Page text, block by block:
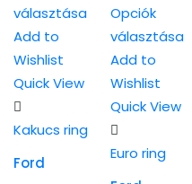
választása
Ennek
a
terméknek
több
variációja
Add to
Wishlist
Quick View
Kakucs ring
Ford
Opciók
választása
Ennek
a
terméknek
több
variációja
Add to
Wishlist
Quick View
Euro ring